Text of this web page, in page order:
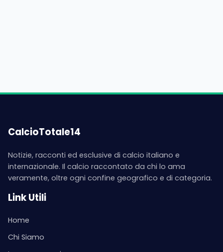
CalcioTotale14
Notizie, racconti ed esclusive di calcio italiano e
internazionale. Il calcio raccontato da chi lo ama
veramente, oltre ogni confine geografico e di categoria.
Link Utili
Home
Chi Siamo